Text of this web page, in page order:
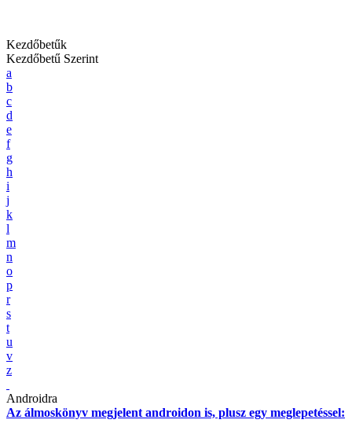
Kezdőbetűk
Kezdőbetű Szerint
a
b
c
d
e
f
g
h
i
j
k
l
m
n
o
p
r
s
t
u
v
z
Androidra
Az álmoskönyv megjelent androidon is, plusz egy meglepetéssel: